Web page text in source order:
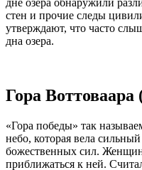
дне озера обнаружили
стен и прочие следы
утверждают, что часто
дна озера.
Гора
«Гора победы» так
небо, которая вела
божественных сил.
приближаться к ней.